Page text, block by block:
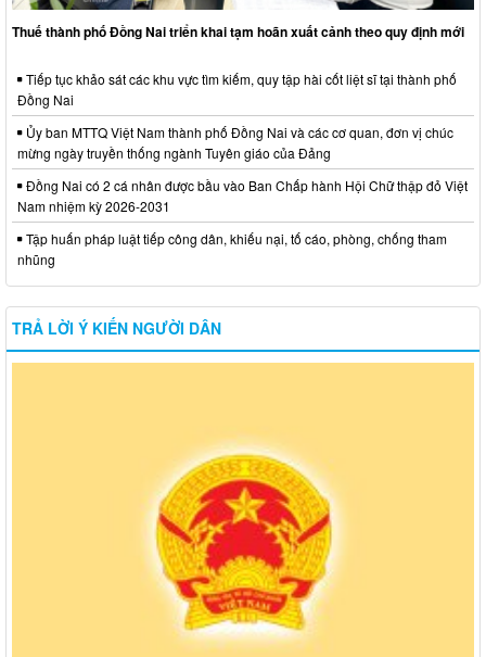
Thuế thành phố Đồng Nai triển khai tạm hoãn xuất cảnh theo quy định mới
Tiếp tục khảo sát các khu vực tìm kiếm, quy tập hài cốt liệt sĩ tại thành phố
Đồng Nai
Ủy ban MTTQ Việt Nam thành phố Đồng Nai và các cơ quan, đơn vị chúc
mừng ngày truyền thống ngành Tuyên giáo của Đảng
Đồng Nai có 2 cá nhân được bầu vào Ban Chấp hành Hội Chữ thập đỏ Việt
Nam nhiệm kỳ 2026-2031
Tập huấn pháp luật tiếp công dân, khiếu nại, tố cáo, phòng, chống tham
nhũng
TRẢ LỜI Ý KIẾN NGƯỜI DÂN